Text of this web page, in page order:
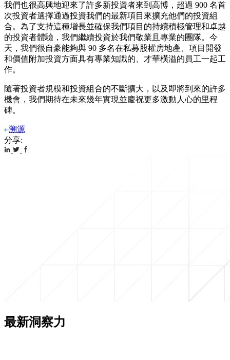
我們也很高興地迎來了許多新投資者來到高博，超過 900 名首
次投資者選擇通過投資我們的最新項目來擴充他們的投資組
合。為了支持這種增長並確保我們項目的持續積極管理和卓越
的投資者體驗，我們繼續投資於我們敬業且專業的團隊。今
天，我們很自豪能夠與 90 多名在私募股權房地產、項目開發
和價值附加投資方面具有專業知識的、才華橫溢的員工一起工
作。
隨著投資者規模和投資組合的不斷擴大，以及即將到來的許多
機會，我們期待在未來幾年實現並慶祝更多激動人心的里程
碑。
溯源
分享:
最新洞察力